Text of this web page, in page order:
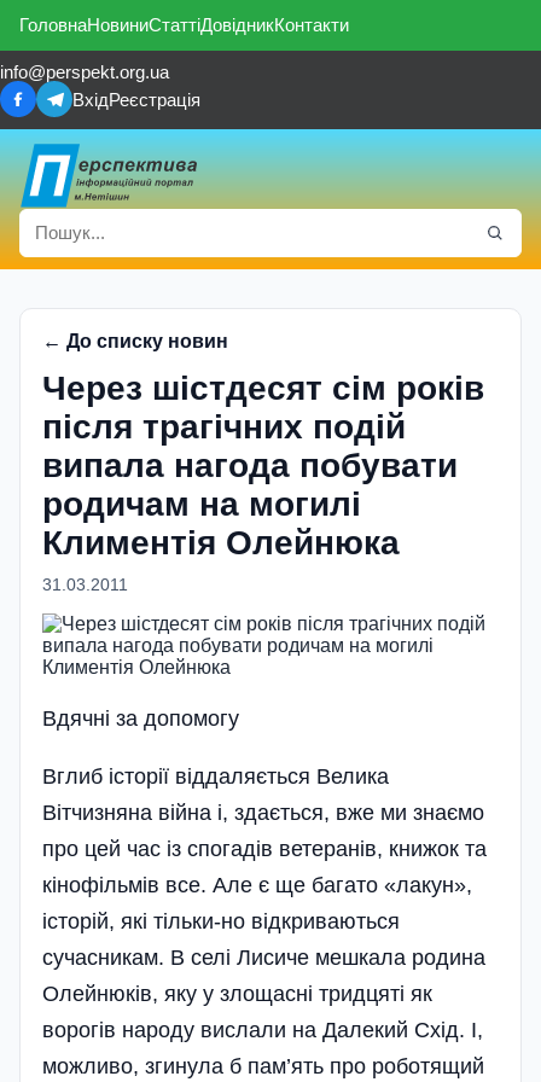
ГоловнаНовиниСтаттіДовідникКонтакти
info@perspekt.org.ua
ВхідРеєстрація
← До списку новин
Через шістдесят сім років
після трагічних подій
випала нагода побувати
родичам на могилі
Климентія Олейнюка
31.03.2011
Вдячнi за допомогу
Вглиб історії віддаляється Велика
Вітчизняна війна і, здається, вже ми знаємо
про цей час із спогадів ветеранів, книжок та
кіно­філь­мів все. Але є ще багато «лакун»,
історій, які тільки-но відкриваються
сучасникам. В селі Лисиче мешкала родина
Олейнюків, яку у злощасні тридцяті як
ворогів народу вислали на Далекий Схід. І,
можливо, згинула б пам’ять про роботящий